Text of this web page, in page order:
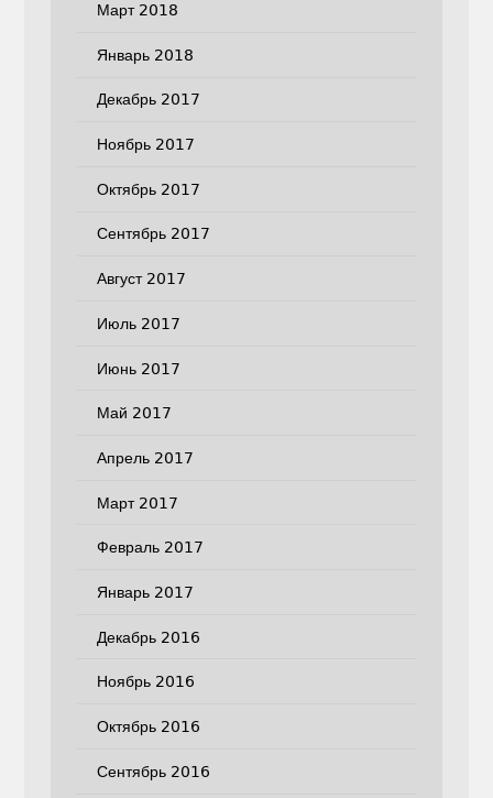
Март 2018
Январь 2018
Декабрь 2017
Ноябрь 2017
Октябрь 2017
Сентябрь 2017
Август 2017
Июль 2017
Июнь 2017
Май 2017
Апрель 2017
Март 2017
Февраль 2017
Январь 2017
Декабрь 2016
Ноябрь 2016
Октябрь 2016
Сентябрь 2016